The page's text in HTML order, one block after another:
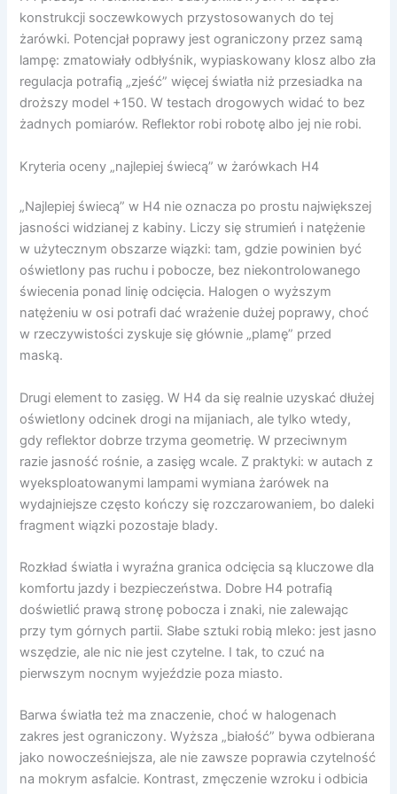
konstrukcji soczewkowych przystosowanych do tej
żarówki. Potencjał poprawy jest ograniczony przez samą
lampę: zmatowiały odbłyśnik, wypiaskowany klosz albo zła
regulacja potrafią „zjeść” więcej światła niż przesiadka na
droższy model +150. W testach drogowych widać to bez
żadnych pomiarów. Reflektor robi robotę albo jej nie robi.
Kryteria oceny „najlepiej świecą” w żarówkach H4
„Najlepiej świecą” w H4 nie oznacza po prostu największej
jasności widzianej z kabiny. Liczy się strumień i natężenie
w użytecznym obszarze wiązki: tam, gdzie powinien być
oświetlony pas ruchu i pobocze, bez niekontrolowanego
świecenia ponad linię odcięcia. Halogen o wyższym
natężeniu w osi potrafi dać wrażenie dużej poprawy, choć
w rzeczywistości zyskuje się głównie „plamę” przed
maską.
Drugi element to zasięg. W H4 da się realnie uzyskać dłużej
oświetlony odcinek drogi na mijaniach, ale tylko wtedy,
gdy reflektor dobrze trzyma geometrię. W przeciwnym
razie jasność rośnie, a zasięg wcale. Z praktyki: w autach z
wyeksploatowanymi lampami wymiana żarówek na
wydajniejsze często kończy się rozczarowaniem, bo daleki
fragment wiązki pozostaje blady.
Rozkład światła i wyraźna granica odcięcia są kluczowe dla
komfortu jazdy i bezpieczeństwa. Dobre H4 potrafią
doświetlić prawą stronę pobocza i znaki, nie zalewając
przy tym górnych partii. Słabe sztuki robią mleko: jest jasno
wszędzie, ale nic nie jest czytelne. I tak, to czuć na
pierwszym nocnym wyjeździe poza miasto.
Barwa światła też ma znaczenie, choć w halogenach
zakres jest ograniczony. Wyższa „białość” bywa odbierana
jako nowocześniejsza, ale nie zawsze poprawia czytelność
na mokrym asfalcie. Kontrast, zmęczenie wzroku i odbicia